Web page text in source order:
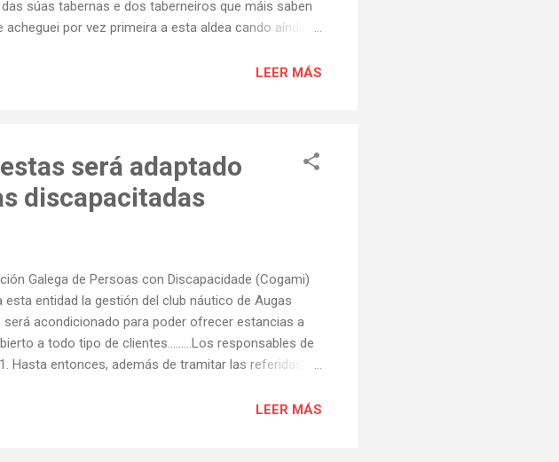
súas tabernas e dos taberneiros que máis saben
por vez primeira a esta aldea cando aínda
para construír unha casa en Quintela. Para
LEER MÁS
será adaptado
discapacitadas
Galega de Persoas con Discapacidade (Cogami)
entidad la gestión del club náutico de Augas
acondicionado para poder ofrecer estancias a
a todo tipo de clientes………Los responsables de
Hasta entonces, además de tramitar las referidas
LEER MÁS